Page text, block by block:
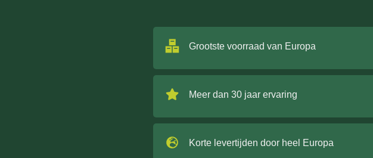
Grootste voorraad van Europa
Meer dan 30 jaar ervaring
Korte levertijden door heel Europa